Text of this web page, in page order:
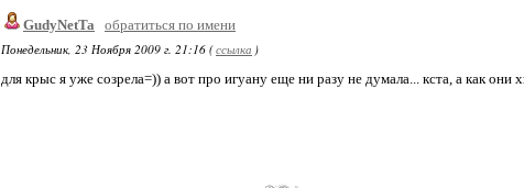
GudyNetTa
обратиться по имени
Понедельник, 23 Ноября 2009 г. 21:16 (ссылка )
для крыс я уже созрела=)) а вот про игуану еще ни разу не думала... кста, а как они